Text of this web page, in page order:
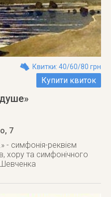
Квитки: 40/60/80 грн
Купити квиток
7
- симфонія-реквієм
хору та симфонічного